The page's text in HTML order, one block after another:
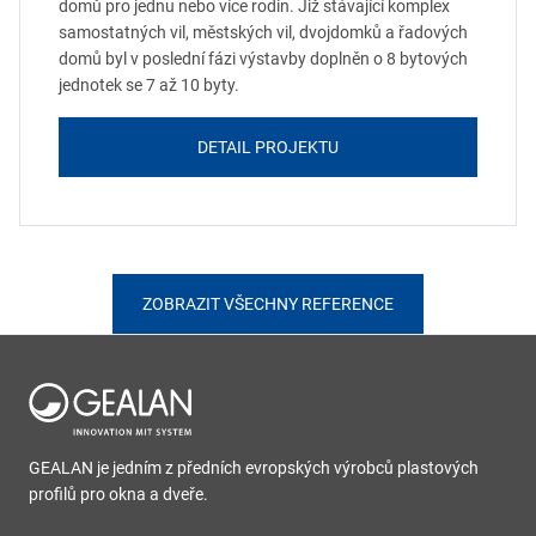
domů pro jednu nebo více rodin. Již stávající komplex
samostatných vil, městských vil, dvojdomků a řadových
domů byl v poslední fázi výstavby doplněn o 8 bytových
jednotek se 7 až 10 byty.
DETAIL PROJEKTU
ZOBRAZIT VŠECHNY REFERENCE
GEALAN je jedním z předních evropských výrobců plastových
profilů pro okna a dveře.